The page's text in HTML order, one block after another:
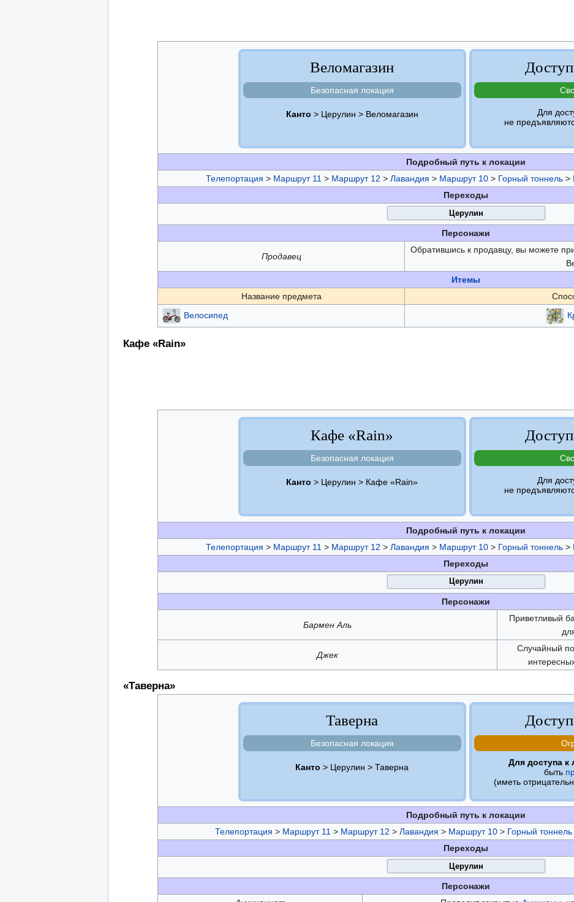
Веломагазин
Безопасная локация
Канто > Церулин > Веломагазин
Для
не
Подробный путь к локации
Телепортация > Маршрут 11 > Маршрут 12 > Лавандия > Маршрут 10> Горный тоннель>
Переходы
Церулин
Персонажи
Продавец
Обратившись к продавцу, вы можете
Итемы
Название предмета
Велосипед
Кафе «Rain»
Кафе «Rain»
Безопасная локация
Канто > Церулин > Кафе «Rain»
Для
не
Подробный путь к локации
Телепортация > Маршрут 11 > Маршрут 12 > Лавандия > Маршрут 10 > Горный тоннель >
Переходы
Церулин
Персонажи
Бармен Аль
Приветливый
Джек
Случайный
«Таверна»
Таверна
Безопасная локация
Канто > Церулин > Таверна
Для доступа к
быть
(иметь
Подробный путь к локации
Телепортация > Маршрут 11 > Маршрут 12 > Лавандия > Маршрут 10 > Горный тоннель
Переходы
Церулин
Персонажи